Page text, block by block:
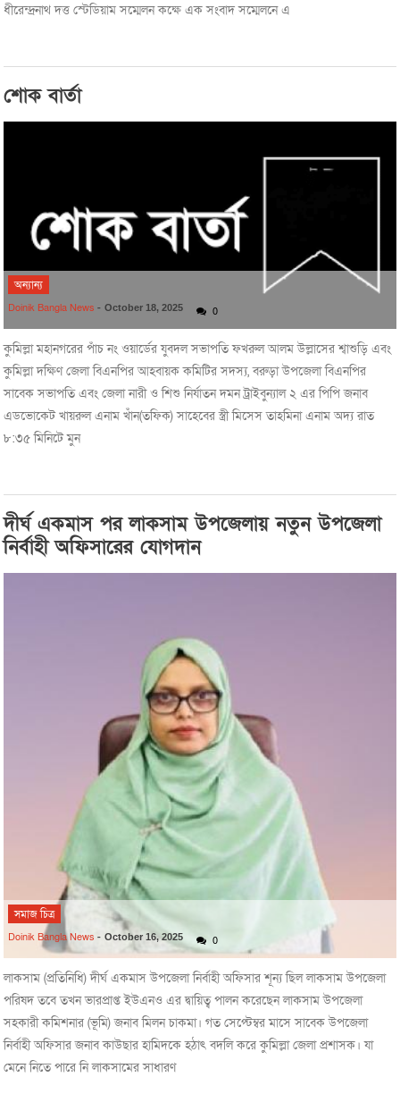
ধীরেন্দ্রনাথ দত্ত স্টেডিয়াম সম্মেলন কক্ষে এক সংবাদ সম্মেলনে এ
শোক বার্তা
অন্যান্য
Doinik Bangla News -October 18, 2025 0
কুমিল্লা মহানগরের পাঁচ নং ওয়ার্ডের যুবদল সভাপতি ফখরুল আলম উল্লাসের শ্বাশুড়ি এবং
কুমিল্লা দক্ষিণ জেলা বিএনপির আহবায়ক কমিটির সদস্য, বরুড়া উপজেলা বিএনপির
সাবেক সভাপতি এবং জেলা নারী ও শিশু নির্যাতন দমন ট্রাইবুন্যাল ২ এর পিপি জনাব
এডভোকেট খায়রুল এনাম খাঁন(তফিক) সাহেবের স্ত্রী মিসেস তাহমিনা এনাম অদ্য রাত
৮:৩৫ মিনিটে মুন
দীর্ঘ একমাস পর লাকসাম উপজেলায় নতুন উপজেলা
নির্বাহী অফিসারের যোগদান
সমাজ চিত্র
Doinik Bangla News -October 16, 2025 0
লাকসাম (প্রতিনিধি) দীর্ঘ একমাস উপজেলা নির্বাহী অফিসার শূন্য ছিল লাকসাম উপজেলা
পরিষদ তবে তখন ভারপ্রাপ্ত ইউএনও এর দ্বায়িত্ব পালন করেছেন লাকসাম উপজেলা
সহকারী কমিশনার (ভূমি) জনাব মিলন চাকমা। গত সেপ্টেম্বর মাসে সাবেক উপজেলা
নির্বাহী অফিসার জনাব কাউছার হামিদকে হঠাৎ বদলি করে কুমিল্লা জেলা প্রশাসক। যা
মেনে নিতে পারে নি লাকসামের সাধারণ